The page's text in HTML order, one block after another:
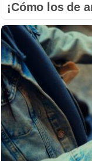
¡Cómo los de